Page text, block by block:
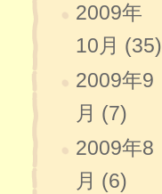
2009年
10月 (35)
2009年9
月 (7)
2009年8
月 (6)